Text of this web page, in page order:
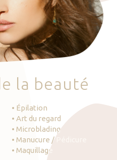
e la beauté
• Épilation
• Art du regard
• Microblading
• Manucure / Pédicure
• Maquillage